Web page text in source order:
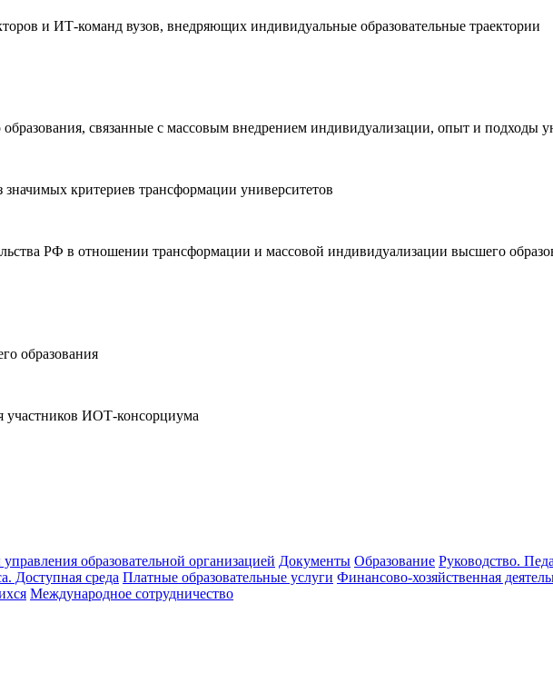
и ИТ-команд вузов, внедряющих индивидуальные образовательные траектории
связанные с массовым внедрением индивидуализации, опыт и подходы
критериев трансформации университетов
РФ в отношении трансформации и массовой индивидуализации высшего
образования
участников ИОТ-консорциума
образовательной организацией Документы Образование Руководство.
Доступная среда Платные образовательные услуги Финансово-хозяйственная
Международное сотрудничество